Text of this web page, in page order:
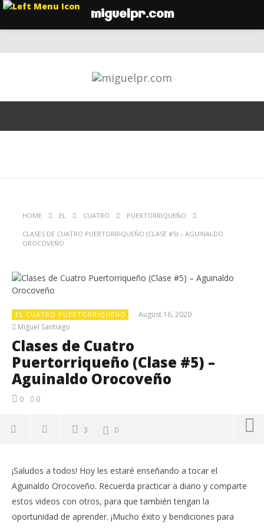
HOME EL CUATRO PUERTORRIQUEÑO
CLASES DE CUATRO PUERTORRIQUEÑO (CLASE #5) – AGUINALDO
OROCOVEÑO
EL CUATRO PUERTORRIQUEÑO
August 16, 2020
Miguel Santiago
Clases de Cuatro
Puertorriqueño (Clase #5) –
Aguinaldo Orocoveño
0 0
3 0
Clases de Cuatro Puertorriqueño (Clase #5) –
Aguinaldo Orocoveño
August
16,
¡Saludos a todos! Hoy les estaré enseñando a tocar el
Aguinaldo Orocoveño. Recuerda practicar a diario y comparte
estos videos con otros, para que también tengan la
oportunidad de aprender. ¡Mucho éxito y bendiciones para
miguelpr.com